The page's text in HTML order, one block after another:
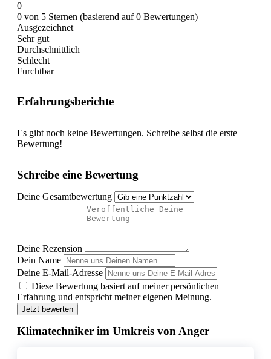
0
0 von 5 Sternen (basierend auf 0 Bewertungen)
Ausgezeichnet
Sehr gut
Durchschnittlich
Schlecht
Furchtbar
Erfahrungsberichte
Es gibt noch keine Bewertungen. Schreibe selbst die erste
Bewertung!
Schreibe eine Bewertung
Deine Gesamtbewertung
Deine Rezension
Dein Name
Deine E-Mail-Adresse
Diese Bewertung basiert auf meiner persönlichen
Erfahrung und entspricht meiner eigenen Meinung.
Jetzt bewerten
Klimatechniker im Umkreis von Anger